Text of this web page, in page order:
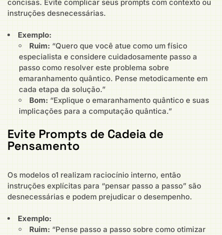
concisas. Evite complicar seus prompts com contexto ou
instruções desnecessárias.
Exemplo:
Ruim: “Quero que você atue como um físico
especialista e considere cuidadosamente passo a
passo como resolver este problema sobre
emaranhamento quântico. Pense metodicamente em
cada etapa da solução.”
Bom: “Explique o emaranhamento quântico e suas
implicações para a computação quântica.”
Evite Prompts de Cadeia de
Pensamento
Os modelos o1 realizam raciocínio interno, então
instruções explícitas para “pensar passo a passo” são
desnecessárias e podem prejudicar o desempenho.
Exemplo:
Ruim: “Pense passo a passo sobre como otimizar